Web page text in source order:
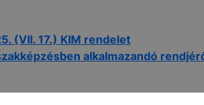
(VII. 17.) KIM rendelet
alkalmazandó